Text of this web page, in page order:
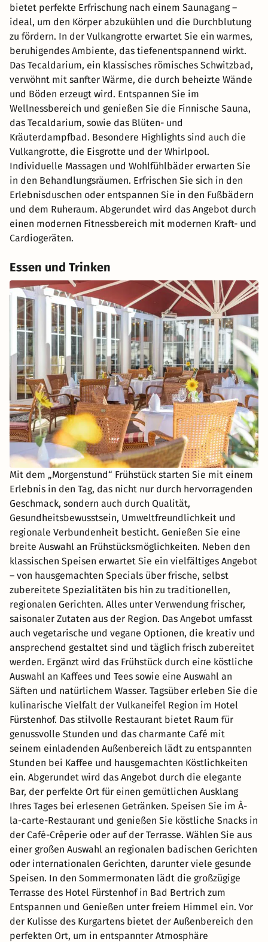
bietet perfekte Erfrischung nach einem Saunagang –
ideal, um den Körper abzukühlen und die Durchblutung
zu fördern. In der Vulkangrotte erwartet Sie ein warmes,
beruhigendes Ambiente, das tiefenentspannend wirkt.
Das Tecaldarium, ein klassisches römisches Schwitzbad,
verwöhnt mit sanfter Wärme, die durch beheizte Wände
und Böden erzeugt wird. Entspannen Sie im
Wellnessbereich und genießen Sie die Finnische Sauna,
das Tecaldarium, sowie das Blüten- und
Kräuterdampfbad. Besondere Highlights sind auch die
Vulkangrotte, die Eisgrotte und der Whirlpool.
Individuelle Massagen und Wohlfühlbäder erwarten Sie
in den Behandlungsräumen. Erfrischen Sie sich in den
Erlebnisduschen oder entspannen Sie in den Fußbädern
und dem Ruheraum. Abgerundet wird das Angebot durch
einen modernen Fitnessbereich mit modernen Kraft- und
Cardiogeräten.
Essen und Trinken
Mit dem „Morgenstund“ Frühstück starten Sie mit einem
Erlebnis in den Tag, das nicht nur durch hervorragenden
Geschmack, sondern auch durch Qualität,
Gesundheitsbewusstsein, Umweltfreundlichkeit und
regionale Verbundenheit besticht. Genießen Sie eine
breite Auswahl an Frühstücksmöglichkeiten. Neben den
klassischen Speisen erwartet Sie ein vielfältiges Angebot
– von hausgemachten Specials über frische, selbst
zubereitete Spezialitäten bis hin zu traditionellen,
regionalen Gerichten. Alles unter Verwendung frischer,
saisonaler Zutaten aus der Region. Das Angebot umfasst
auch vegetarische und vegane Optionen, die kreativ und
ansprechend gestaltet sind und täglich frisch zubereitet
werden. Ergänzt wird das Frühstück durch eine köstliche
Auswahl an Kaffees und Tees sowie eine Auswahl an
Säften und natürlichem Wasser. Tagsüber erleben Sie die
kulinarische Vielfalt der Vulkaneifel Region im Hotel
Fürstenhof. Das stilvolle Restaurant bietet Raum für
genussvolle Stunden und das charmante Café mit
seinem einladenden Außenbereich lädt zu entspannten
Stunden bei Kaffee und hausgemachten Köstlichkeiten
ein. Abgerundet wird das Angebot durch die elegante
Bar, der perfekte Ort für einen gemütlichen Ausklang
Ihres Tages bei erlesenen Getränken. Speisen Sie im À-
la-carte-Restaurant und genießen Sie köstliche Snacks in
der Café-Crêperie oder auf der Terrasse. Wählen Sie aus
einer großen Auswahl an regionalen badischen Gerichten
oder internationalen Gerichten, darunter viele gesunde
Speisen. In den Sommermonaten lädt die großzügige
Terrasse des Hotel Fürstenhof in Bad Bertrich zum
Entspannen und Genießen unter freiem Himmel ein. Vor
der Kulisse des Kurgartens bietet der Außenbereich den
perfekten Ort, um in entspannter Atmosphäre